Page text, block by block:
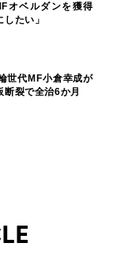
オベルダンを獲得
したい」
世代MF小倉幸成が
裂で全治6か月